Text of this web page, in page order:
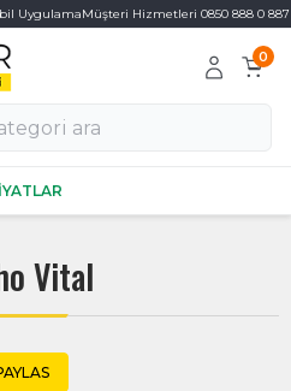
UygulamaMüşteri Hizmetleri 0850 888 0 887
0
Vital